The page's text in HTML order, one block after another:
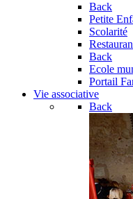
Back
Petite
Scolarité
Back
Ecole
Portail
Vie associative
Back